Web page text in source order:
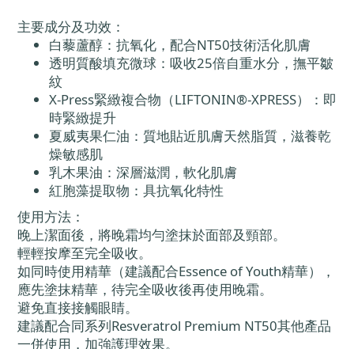
主要成分及功效：
白藜蘆醇：抗氧化，配合NT50技術活化肌膚
透明質酸填充微球：吸收25倍自重水分，撫平皺
紋
X-Press緊緻複合物（LIFTONIN®-XPRESS）：即
時緊緻提升
夏威夷果仁油：質地貼近肌膚天然脂質，滋養乾
燥敏感肌
乳木果油：深層滋潤，軟化肌膚
紅胞藻提取物：具抗氧化特性
使用方法：
晚上潔面後，將晚霜均勻塗抹於面部及頸部。
輕輕按摩至完全吸收。
如同時使用精華（建議配合Essence of Youth精華），
應先塗抹精華，待完全吸收後再使用晚霜。
避免直接接觸眼睛。
建議配合同系列Resveratrol Premium NT50其他產品
一併使用，加強護理效果。